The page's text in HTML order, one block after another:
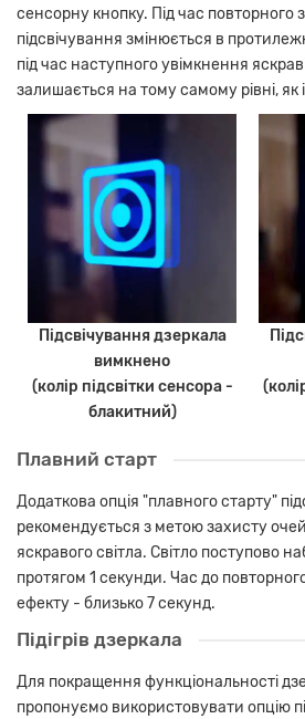
сенсорну кнопку. Під час повторного
підсвічування змінюється в
під час наступного увімкнення
залишається на тому самому рівні, як
Підсвічування дзеркала
вимкнено
(колір підсвітки сенсора -
блакитний)
Плавний старт
Додаткова опція "плавного старту"
рекомендується з метою захисту очей
яскравого світла. Світло поступово
протягом 1 секунди. Час до
ефекту - близько 7 секунд.
Підігрів дзеркала
Для покращення функціональності
пропонуємо використовувати опцію